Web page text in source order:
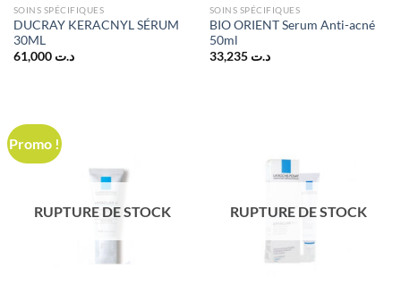
SOINS SPÉCIFIQUES
DUCRAY KERACNYL SÉRUM
30ML
د.ت 61,000
SOINS SPÉCIFIQUES
BIO ORIENT Serum Anti-acné
50ml
د.ت 33,235
Promo !
RUPTURE DE STOCK RUPTURE DE STOCK